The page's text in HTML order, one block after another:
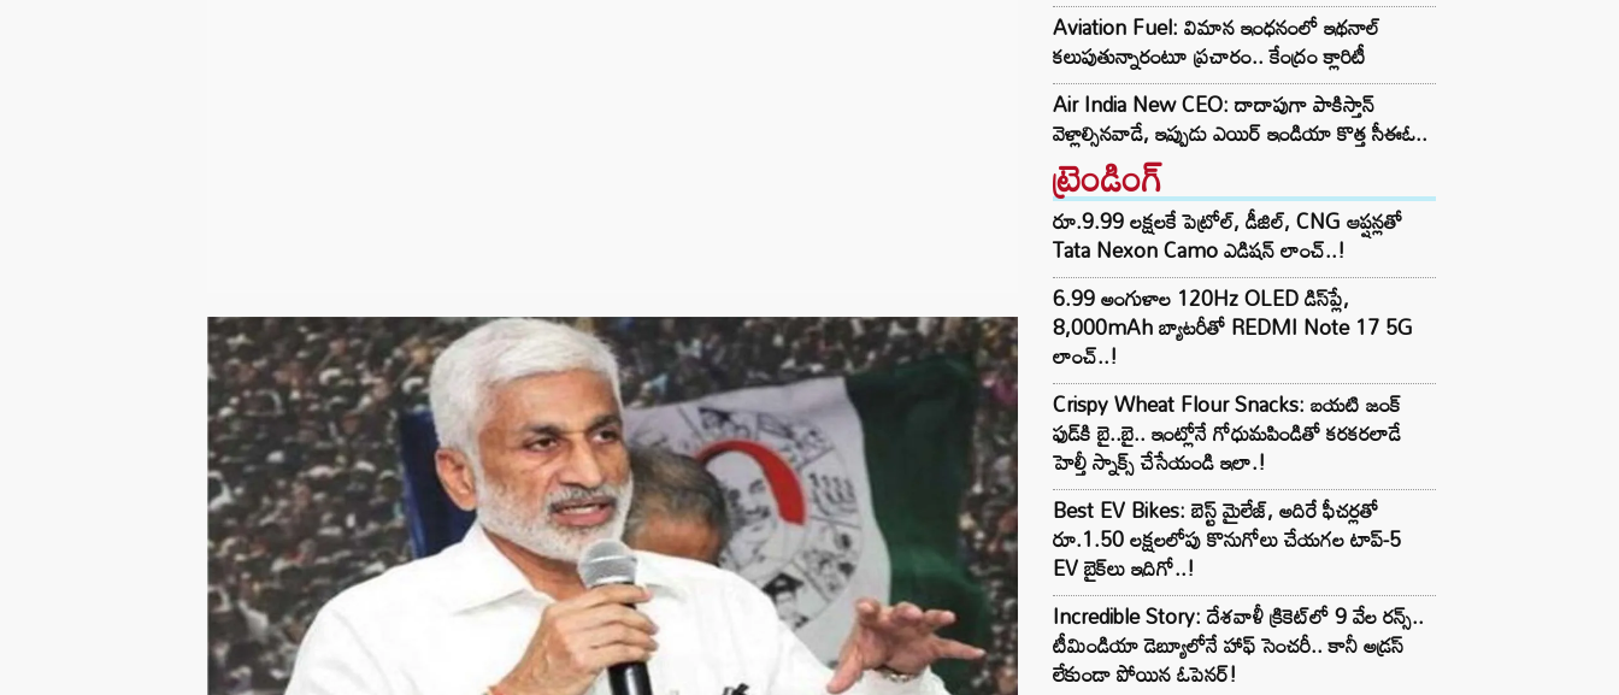
Aviation Fuel: విమాన ఇంధనంలో ఇథనాల్
కలుపుతున్నారంటూ ప్రచారం.. కేంద్రం క్లారిటీ
Air India New CEO: దాదాపుగా పాకిస్తాన్
వెళ్లాల్సినవాడే, ఇప్పుడు ఎయిర్ ఇండియా కొత్త సీఈఓ..
ట్రెండింగ్‌
రూ.9.99 లక్షలకే పెట్రోల్, డీజిల్, CNG ఆప్షన్లతో
Tata Nexon Camo ఎడిషన్ లాంచ్..!
6.99 అంగుళాల 120Hz OLED డిస్‌ప్లే,
8,000mAh బ్యాటరీతో REDMI Note 17 5G
లాంచ్..!
Crispy Wheat Flour Snacks: బయటి జంక్
ఫుడ్‌కి బై..బై.. ఇంట్లోనే గోధుమపిండితో కరకరలాడే
హెల్తీ స్నాక్స్ చేసేయండి ఇలా.!
Best EV Bikes: బెస్ట్ మైలేజ్, అదిరే ఫీచర్లతో
రూ.1.50 లక్షలలోపు కొనుగోలు చేయగల టాప్-5
EV బైక్‌లు ఇదిగో..!
Incredible Story: దేశవాళీ క్రికెట్‌లో 9 వేల రన్స్..
టీమిండియా డెబ్యూలోనే హాఫ్ సెంచరీ.. కానీ అడ్రస్
లేకుండా పోయిన ఓపెనర్!